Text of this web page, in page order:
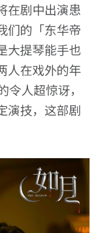
在剧中出演患
们的「东华帝
大提琴能手也
人在戏外的年
人超惊讶，
演技，这部剧